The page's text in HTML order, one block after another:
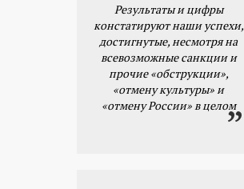
Результаты и цифры
констатируют наши успехи,
достигнутые, несмотря на
всевозможные санкции и
прочие «обструкции»,
«отмену культуры» и
«отмену России» в целом